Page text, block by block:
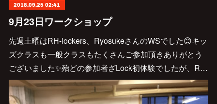
2018.09.25 02:41
9月23日ワークショップ
先週土曜はRH-lockers、RyosukeさんのWSでした😊キッ
ズクラスも一般クラスもたくさんご参加頂きありがとう
ございました✨殆どの参加者ざLock初体験でしたが、R…